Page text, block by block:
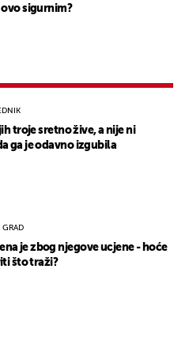
ovo sigurnim?
troje sretno žive, a nije ni
ga je odavno izgubila
GRAD
je zbog njegove ucjene - hoće
što traži?